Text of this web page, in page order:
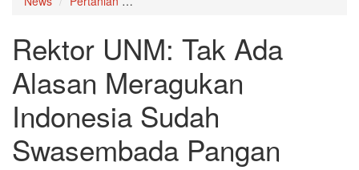
Rektor UNM: Tak Ada
Alasan Meragukan
Indonesia Sudah
Swasembada Pangan